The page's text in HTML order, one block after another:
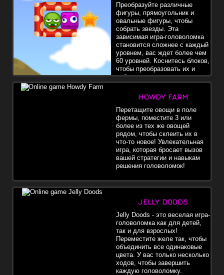
Преобразуйте различные
фигуры, прямоугольник и
овальные фигуры, чтобы
собрать звезды. Эта
зависимая игра-головоломка
становится сложнее с каждый
уровнем, вас ждет более чем
60 уровней. Коснитесь блоков,
чтобы преобразовать их и
собрать все звезды перед
падением блока.
HOWDY FARM
Перетащите овощи в поле
фермы, поместите 3 или
более из тех же овощей
рядом, чтобы склеить их в
что-то новое! Увлекательная
игра, которая бросает вызов
вашей стратегии и навыкам
решения головоломок!
JELLY DOODS
Jelly Doods - это веселая игра-
головоломка как для детей,
так и для взрослых!
Переместите желе так, чтобы
объединить все одинаковые
цвета. У вас только несколько
ходов, чтобы завершить
каждую головоломку.